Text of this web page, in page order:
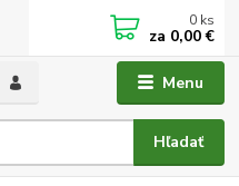
Menu
Hľadať
0 ks
za 0,00 €